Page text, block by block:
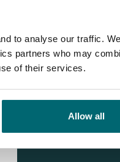
to analyse our traffic.
partners who may
of their services.
Allow all